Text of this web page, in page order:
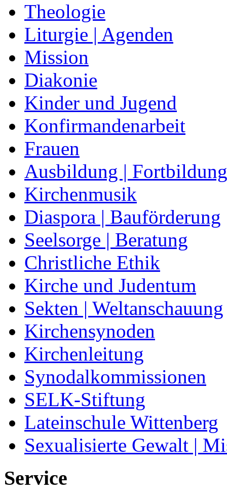
Theologie
Liturgie | Agenden
Mission
Diakonie
Kinder und Jugend
Konfirmandenarbeit
Frauen
Ausbildung | Fortbildung
Kirchenmusik
Diaspora | Bauförderung
Seelsorge | Beratung
Christliche Ethik
Kirche und Judentum
Sekten | Weltanschauung
Kirchensynoden
Kirchenleitung
Synodalkommissionen
SELK-Stiftung
Lateinschule Wittenberg
Sexualisierte Gewalt |
Service